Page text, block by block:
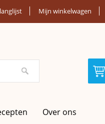
Mijn winkelwagen
Over ons